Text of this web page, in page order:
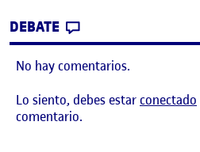
DEBATE
No hay comentarios.
Lo siento, debes estarconectado
comentario.